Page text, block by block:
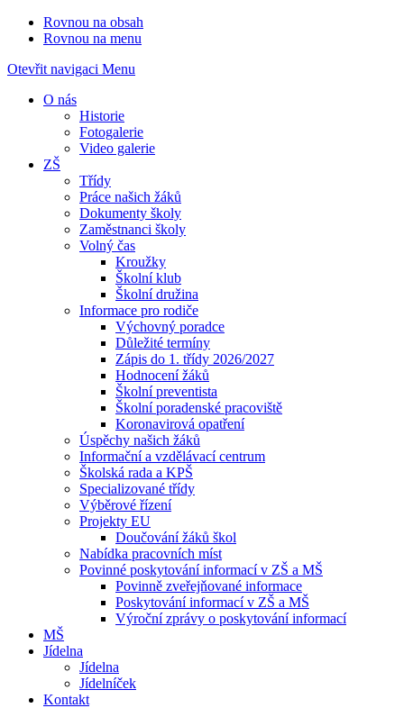
Rovnou na obsah
Rovnou na menu
Otevřit navigaci Menu
O nás
Historie
Fotogalerie
Video galerie
ZŠ
Třídy
Práce našich žáků
Dokumenty školy
Zaměstnanci školy
Volný čas
Kroužky
Školní klub
Školní družina
Informace pro rodiče
Výchovný poradce
Důležité termíny
Zápis do 1. třídy 2026/2027
Hodnocení žáků
Školní preventista
Školní poradenské pracoviště
Koronavirová opatření
Úspěchy našich žáků
Informační a vzdělávací centrum
Školská rada a KPŠ
Specializované třídy
Výběrové řízení
Projekty EU
Doučování žáků škol
Nabídka pracovních míst
Povinné poskytování informací v ZŠ a MŠ
Povinně zveřejňované informace
Poskytování informací v ZŠ a MŠ
Výroční zprávy o poskytování informací
MŠ
Jídelna
Jídelna
Jídelníček
Kontakt